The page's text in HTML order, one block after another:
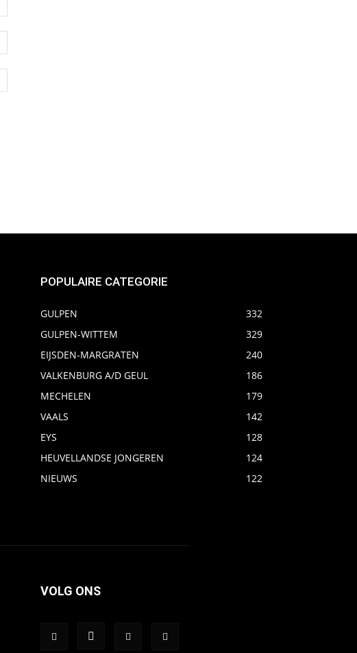
POPULAIRE CATEGORIE
GULPEN
332
GULPEN-WITTEM
329
EIJSDEN-MARGRATEN
240
VALKENBURG A/D GEUL
186
MECHELEN
179
VAALS
142
EYS
128
HEUVELLANDSE JONGEREN
124
NIEUWS
122
VOLG ONS